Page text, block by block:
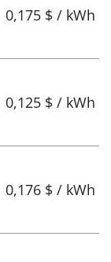
0,175 $ / kWh
0,125 $ / kWh
0,176 $ / kWh